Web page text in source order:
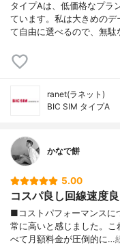
タイプAは、低価格なプラ
ています。私は大きめの
て自由に選べるので、無
ranet(ラネット)
BIC SIM タイプA
かなで餅
5.00
コスパ良し回線速度
■コストパフォーマンスに
常に高いと感じました。
べて月額料金が圧倒的に…